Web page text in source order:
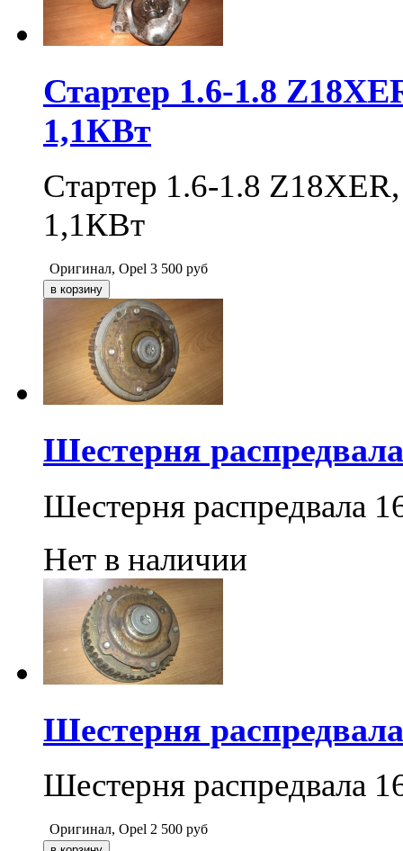
Стартер 1.6-1.8
1,1КВт
Стартер 1.6-1.8
1,1КВт
Оригинал, Opel 3 500 руб
Шестерня
Шестерня распредвала
Нет в наличии
Шестерня
Шестерня распредвала
Оригинал, Opel 2 500 руб